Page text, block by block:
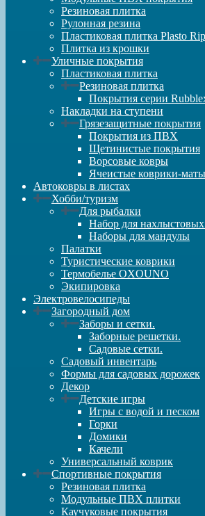
Резиновая плитка
Рулонная резина
Пластиковая плитка Plasto Rip
Плитка из крошки
Уличные покрытия
Пластиковая плитка
Резиновая плитка
Покрытия серии
Накладки на ступени
Грязезащитные покрытия
Покрытия из ПВХ
Щетинистые покрытия
Ворсовые ковры
Ячеистые коврики-маты
Автоковры в листах
Хобби/туризм
Для рыбалки
Набор для
Наборы для мандулы
Палатки
Туристические коврики
Термобелье OXOUNO
Экипировка
Электровелосипеды
Загородный дом
Заборы и сетки.
Заборные решетки.
Садовые сетки.
Садовый инвентарь
Формы для садовых дорожек
Декор
Детские игры
Игры с водой и песком
Горки
Домики
Качели
Универсальный коврик
Спортивные покрытия
Резиновая плитка
Модульные ПВХ плитки
Каучуковые покрытия